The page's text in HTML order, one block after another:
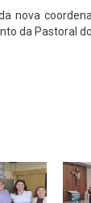
da Pastoral